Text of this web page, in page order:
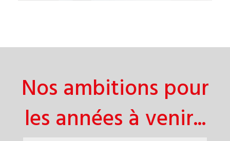
Nos ambitions pour
les années à venir...